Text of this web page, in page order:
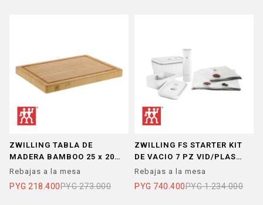
ZWILLING TABLA DE
MADERA BAMBOO 25 x 20
cm
Rebajas a la mesa
PYG 218.400PYG 273.000
ZWILLING FS STARTER KIT
DE VACIO 7 PZ VID/PLAS
(MED-GDE)
Rebajas a la mesa
PYG 740.400PYG 1.234.000